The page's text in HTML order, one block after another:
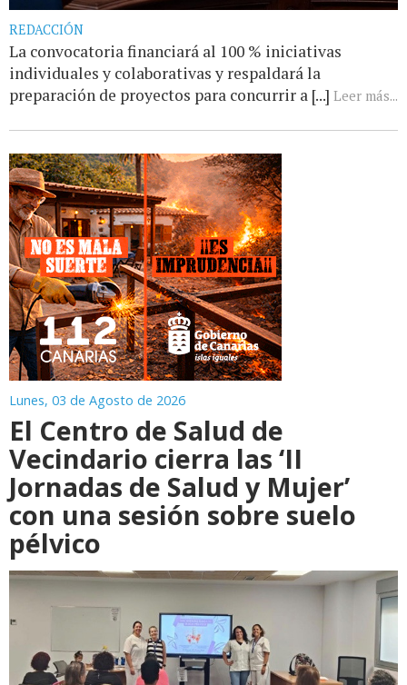
REDACCIÓN
La convocatoria financiará al 100 % iniciativas
individuales y colaborativas y respaldará la
preparación de proyectos para concurrir a [...] Leer más...
Lunes, 03 de Agosto de 2026
El Centro de Salud de
Vecindario cierra las ‘II
Jornadas de Salud y Mujer’
con una sesión sobre suelo
pélvico